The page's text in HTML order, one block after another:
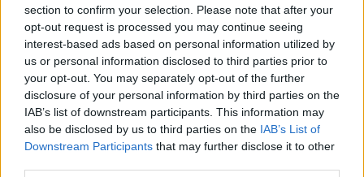
section to confirm your selection. Please note that after your
opt-out request is processed you may continue seeing
interest-based ads based on personal information utilized by
us or personal information disclosed to third parties prior to
your opt-out. You may separately opt-out of the further
disclosure of your personal information by third parties on the
IAB’s list of downstream participants. This information may
also be disclosed by us to third parties on the IAB’s List of
Downstream Participants that may further disclose it to other
ΔΙΑΒΑΣΕ ΑΚΟΜΗ:
Πόρτο Γερμενό: Βίντεο-ντοκουμέντο καταγράφει το
μέγεθος της φωτιάς που έφτασε στα σπίτια